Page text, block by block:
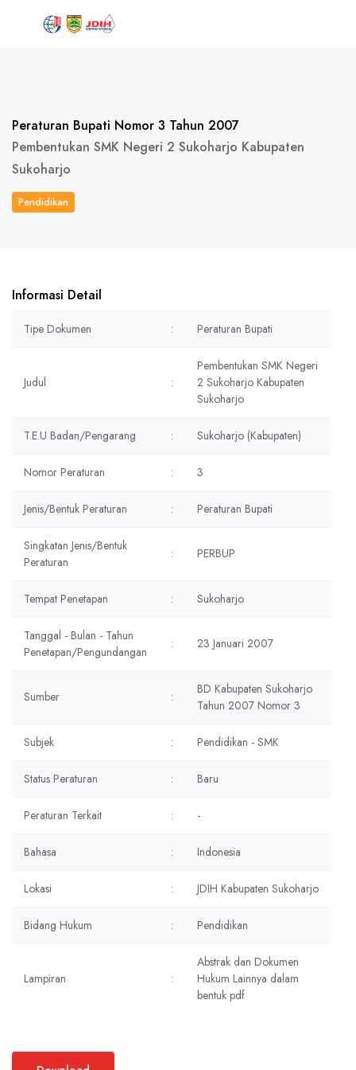
Peraturan Bupati Nomor 3 Tahun 2007
Pembentukan SMK Negeri 2 Sukoharjo Kabupaten
Sukoharjo
Pendidikan
Informasi Detail
Tipe Dokumen : Peraturan Bupati
Judul :
Pembentukan SMK Negeri
2 Sukoharjo Kabupaten
Sukoharjo
T.E.U Badan/Pengarang : Sukoharjo (Kabupaten)
Nomor Peraturan : 3
Jenis/Bentuk Peraturan : Peraturan Bupati
Singkatan Jenis/Bentuk
Peraturan
: PERBUP
Tempat Penetapan : Sukoharjo
Tanggal - Bulan - Tahun
Penetapan/Pengundangan
: 23 Januari 2007
Sumber :
BD Kabupaten Sukoharjo
Tahun 2007 Nomor 3
Subjek : Pendidikan - SMK
Status Peraturan : Baru
Peraturan Terkait : -
Bahasa : Indonesia
Lokasi : JDIH Kabupaten Sukoharjo
Bidang Hukum : Pendidikan
Lampiran :
Abstrak dan Dokumen
Hukum Lainnya dalam
bentuk pdf